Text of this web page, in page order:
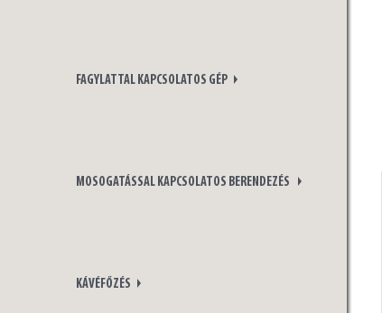
FAGYLATTAL KAPCSOLATOS GÉP
MOSOGATÁSSAL KAPCSOLATOS BERENDEZÉS
KÁVÉFŐZÉS